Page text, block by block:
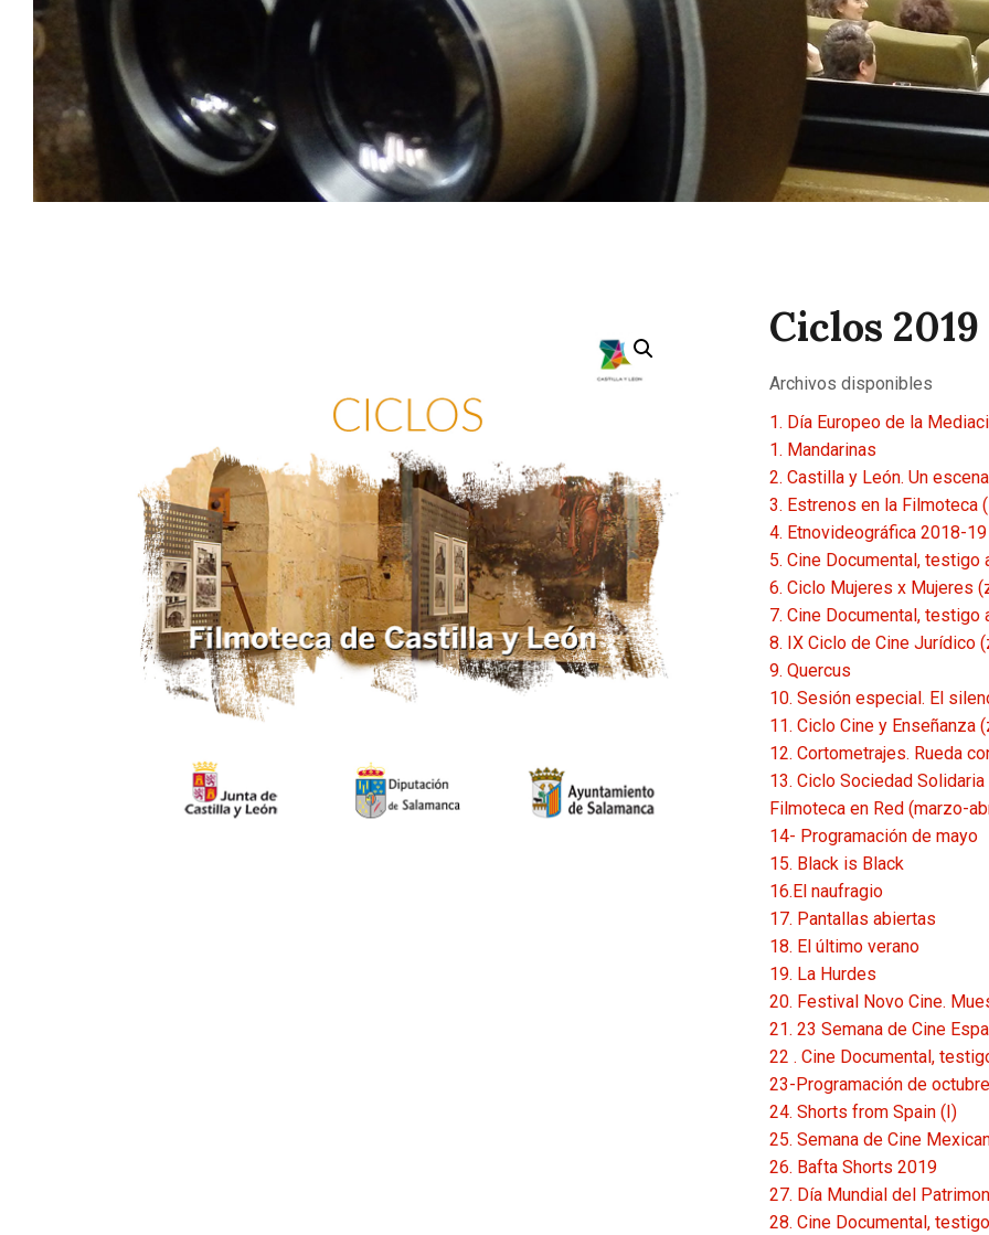
CONTACTAR
Ciclos 2019
Archivos disponibles
1. Día Europeo de la
1. Mandarinas
2. Castilla y León. Un
3. Estrenos en la Filmoteca
4. Etnovideográfica 2018-
5. Cine Documental, testigo
6. Ciclo Mujeres x Mujeres
7. Cine Documental, testigo
8. IX Ciclo de Cine Jurídico
9. Quercus
10. Sesión especial. El
11. Ciclo Cine y Enseñanza
12. Cortometrajes. Rueda
13. Ciclo Sociedad
Filmoteca en Red (marzo-
14- Programación de mayo
15. Black is Black
16.El naufragio
17. Pantallas abiertas
18. El último verano
19. La Hurdes
20. Festival Novo Cine.
21. 23 Semana de Cine
22 . Cine Documental,
23-Programación de octubre
24. Shorts from Spain (I)
25. Semana de Cine
26. Bafta Shorts 2019
27. Día Mundial del
28. Cine Documental,